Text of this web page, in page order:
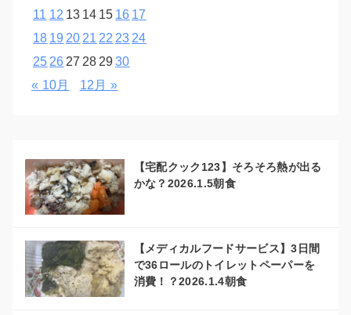
11 12 13 14 15 16 17
18 19 20 21 22 23 24
25 26 27 28 2930
« 10月
12月 »
【宅配クック123】そろそろ熱が出る
かな？2026.1.5朝食
【メディカルフードサービス】3日間
で36ロールのトイレットペーパーを
消費！？2026.1.4朝食